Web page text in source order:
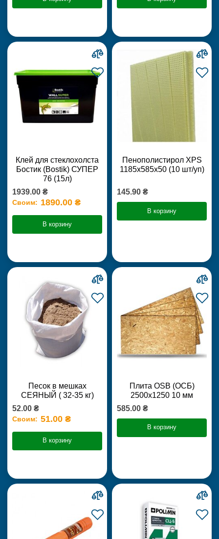
Клей для стеклохолста
Бостик (Bostik) СУПЕР
76 (15л)
1939.00 ₴
Своим: 1890.00 ₴
В корзину
Пенополистирол XPS
1185х585х50 (10 шт/уп)
145.90 ₴
В корзину
Песок в мешках
СЕЯНЫЙ ( 32-35 кг)
52.00 ₴
Своим: 51.00 ₴
В корзину
Плита OSB (ОСБ)
2500х1250 10 мм
585.00 ₴
В корзину